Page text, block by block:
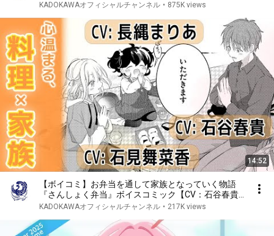
KADOKAWAオフィシャルチャンネル • 875K views
14:52
【ボイコミ】お弁当を通して家族となっていく物語
『さんしょく弁当』ボイスコミック【CV：石谷春貴
＆石見舞菜香＆長縄まりあ】
KADOKAWAオフィシャルチャンネル • 217K views